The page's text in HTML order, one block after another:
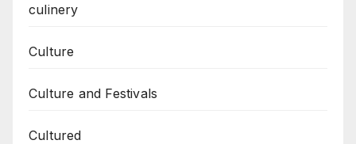
culinery
Culture
Culture and Festivals
Cultured